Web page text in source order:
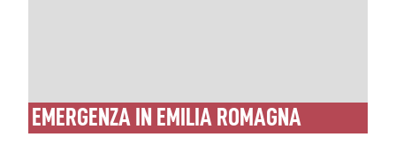
EMERGENZA IN EMILIA ROMAGNA